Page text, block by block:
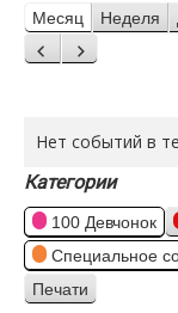
Месяц Неделя
Назад
Вперед
Нет событий в
Категории
100 Девчонок
Специальное
Просмотр
Печати